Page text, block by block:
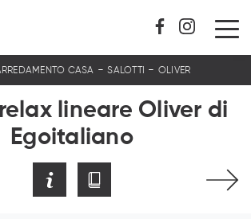
CASA -SALOTTI - OLIVER
lineare Oliver di
Egoitaliano